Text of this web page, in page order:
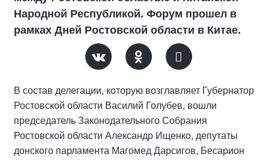
Народной Республикой. Форум прошел в
рамках Дней Ростовской области в Китае.
В состав делегации, которую возглавляет Губернатор
Ростовской области Василий Голубев, вошли
председатель Законодательного Собрания
Ростовской области Александр Ищенко, депутаты
донского парламента Магомед Дарсигов, Бесарион